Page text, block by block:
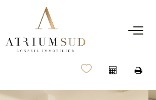
TRANSACTION